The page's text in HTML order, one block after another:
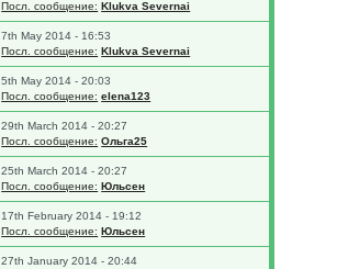
Посл. сообщение: Klukva Severnai
7th May 2014 - 16:53
Посл. сообщение: Klukva Severnai
5th May 2014 - 20:03
Посл. сообщение: elena123
29th March 2014 - 20:27
Посл. сообщение: Ольга25
25th March 2014 - 20:27
Посл. сообщение: Юльсен
17th February 2014 - 19:12
Посл. сообщение: Юльсен
27th January 2014 - 20:44